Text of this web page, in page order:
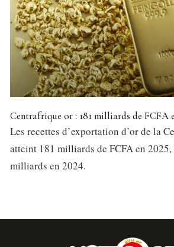
Centrafrique or : 181 milliards de FCFA
Les recettes d’exportation d’or de la
atteint 181 milliards de FCFA en 2025,
milliards en 2024.